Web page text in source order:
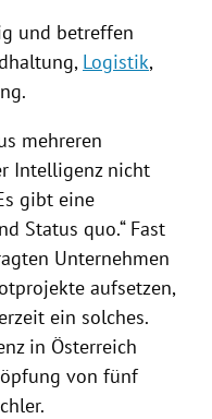
und betreffen
Logistik,
mehreren
Intelligenznicht
gibt eine
Status quo.“ Fast
Unternehmen
aufsetzen,
ein solches.
in Österreich
von fünf
.